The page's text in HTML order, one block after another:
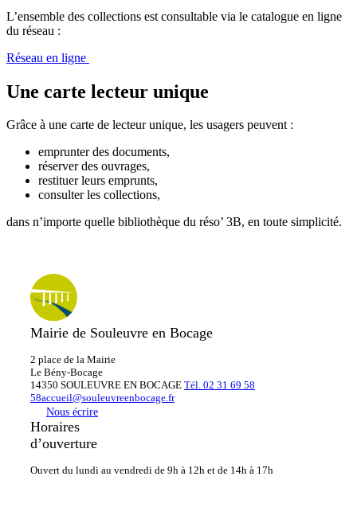
L’ensemble des collections est consultable via le catalogue en ligne
du réseau :
Réseau en ligne
Une carte lecteur unique
Grâce à une carte de lecteur unique, les usagers peuvent :
emprunter des documents,
réserver des ouvrages,
restituer leurs emprunts,
consulter les collections,
dans n’importe quelle bibliothèque du réso’ 3B, en toute simplicité.
Mairie de Souleuvre en Bocage
2 place de la Mairie
Le Bény-Bocage
14350 SOULEUVRE EN BOCAGE Tél. 02 31 69 58
58accueil@souleuvreenbocage.fr
Nous écrire
Horaires
d’ouverture
Ouvert du lundi au vendredi de 9h à 12h et de 14h à 17h